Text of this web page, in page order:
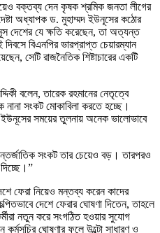
বক্তব্য দেন কৃষক শ্রমিক জনতা লীগের
অধ্যাপক ড. মুহাম্মদ ইউনূসের কঠোর
দেশের যে ক্ষতি করেছেন, তা অত্যন্ত
বিএনপির ভারপ্রাপ্ত চেয়ারম্যান
সেটি রাজনৈতিক শিষ্টাচারের একটি
বলেন, তারেক রহমানের নেতৃত্বে
সংকট মোকাবিলা করতে হচ্ছে।
ইউনূসের সময়ের তুলনায় অনেক ভালোভাবে
সংকট তার চেয়েও বড়। তারপরও
ফেরা নিয়েও মন্তব্য করেন কাদের
দেশে ফেরার ঘোষণা দিতেন, তাহলে
নতুন করে সংগঠিত হওয়ার সুযোগ
কর্মসূচির ঘোষণার ফলে উল্টো সাধারণ ও